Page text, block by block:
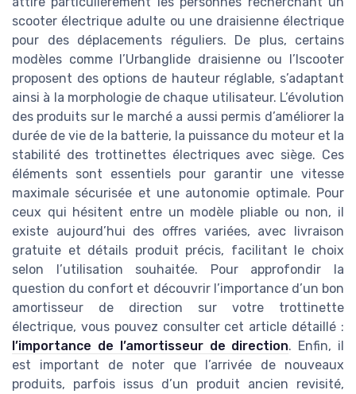
scooter électrique adulte ou une draisienne électrique
pour des déplacements réguliers. De plus, certains
modèles comme l’Urbanglide draisienne ou l’Iscooter
proposent des options de hauteur réglable, s’adaptant
ainsi à la morphologie de chaque utilisateur. L’évolution
des produits sur le marché a aussi permis d’améliorer la
durée de vie de la batterie, la puissance du moteur et la
stabilité des trottinettes électriques avec siège. Ces
éléments sont essentiels pour garantir une vitesse
maximale sécurisée et une autonomie optimale. Pour
ceux qui hésitent entre un modèle pliable ou non, il
existe aujourd’hui des offres variées, avec livraison
gratuite et détails produit précis, facilitant le choix
selon l’utilisation souhaitée. Pour approfondir la
question du confort et découvrir l’importance d’un bon
amortisseur de direction sur votre trottinette
électrique, vous pouvez consulter cet article détaillé :
l’importance de l’amortisseur de direction. Enfin, il
est important de noter que l’arrivée de nouveaux
produits, parfois issus d’un produit ancien revisité,